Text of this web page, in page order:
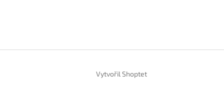
Vytvořil Shoptet